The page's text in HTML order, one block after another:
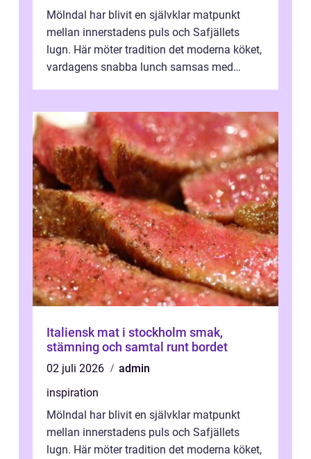
Mölndal har blivit en självklar matpunkt
mellan innerstadens puls och Safjällets
lugn. Här möter tradition det moderna köket,
vardagens snabba lunch samsas med
Italiensk mat i stockholm smak,
stämning och samtal runt bordet
02 juli 2026
admin
inspiration
Mölndal har blivit en självklar matpunkt
mellan innerstadens puls och Safjällets
lugn. Här möter tradition det moderna köket,